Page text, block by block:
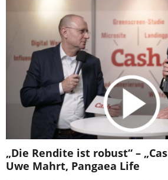
„Die Rendite ist robust“ –
Uwe Mahrt, Pangaea Life